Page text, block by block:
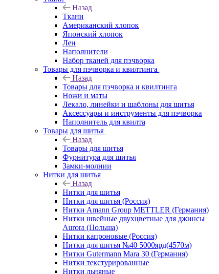
Назад
Ткани
Американский хлопок
Японский хлопок
Лен
Наполнители
Набор тканей для пэчворка
Товары для пэчворка и квилтинга
Назад
Товары для пэчворка и квилтинга
Ножи и маты
Лекало, линейки и шаблоны для шитья
Аксессуары и инструменты для пэчворка
Наполнитель для квилта
Товары для шитья
Назад
Товары для шитья
Фурнитура для шитья
Замки-молнии
Нитки для шитья
Назад
Нитки для шитья
Нитки для шитья (Россия)
Нитки Amann Group METTLER (Германия)
Нитки швейные двухцветные для джинсы
Aurora (Польша)
Нитки капроновые (Россия)
Нитки для шитья №40 5000ярд(4570м)
Нитки Gutermann Mara 30 (Германия)
Нитки текстурированные
Нитки льняные